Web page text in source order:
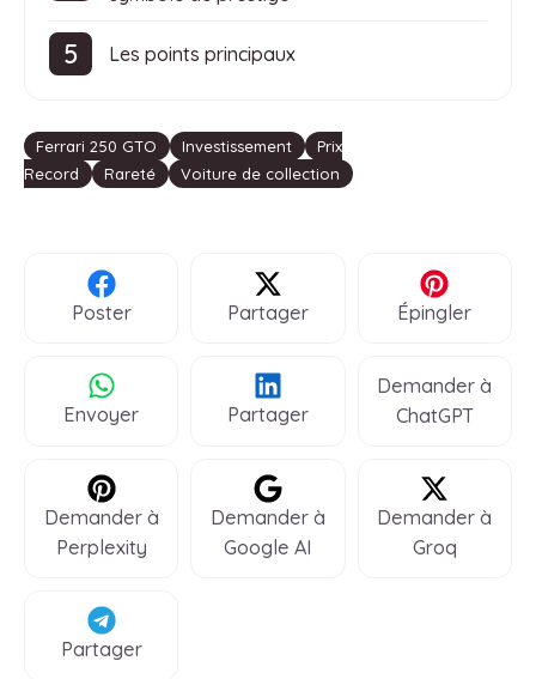
Les points principaux
Étiquettes
Ferrari 250 GTO Investissement
Prix
Record
Rareté Voiture de collection
Poster Partager Épingler
Envoyer Partager
Demander à
ChatGPT
Demander à
Perplexity
Demander à
Google AI
Demander à
Groq
Partager